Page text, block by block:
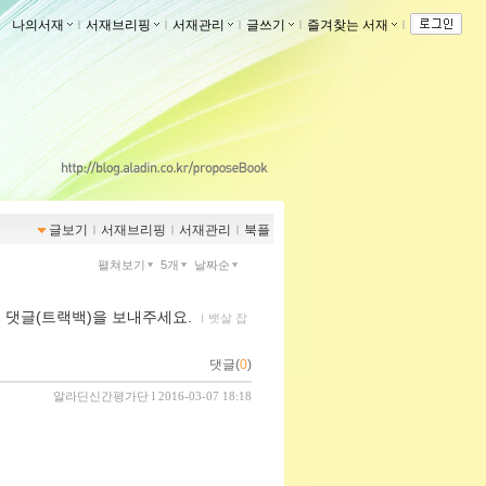
나의서재 ｌ 서재브리핑 ｌ 서재관리 ｌ 글쓰기 ｌ 즐겨찾는 서재 ｌ
글보기 ｌ 서재브리핑 ｌ 서재관리 ｌ 북플
펼쳐보기 5개 날짜순
글(트랙백)을 보내주세요. ｌ 뱃살 잡
댓글(0)
알라딘신간평가단 l 2016-03-07 18:18